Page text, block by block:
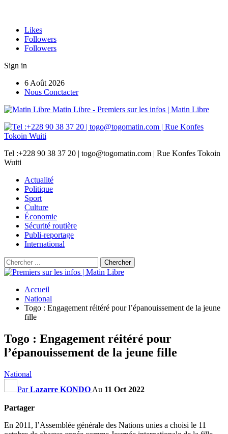
Likes
Followers
Followers
Sign in
6 Août 2026
Nous Conctacter
Matin Libre - Premiers sur les infos | Matin Libre
Tel :+228 90 38 37 20 | togo@togomatin.com | Rue Konfes Tokoin
Wuiti
Actualité
Politique
Sport
Culture
Économie
Sécurité routière
Publi-reportage
International
Accueil
National
Togo : Engagement réitéré pour l’épanouissement de la jeune
fille
Togo : Engagement réitéré pour
l’épanouissement de la jeune fille
National
ParLazarre KONDO Au 11 Oct 2022
Partager
En 2011, l’Assemblée générale des Nations unies a choisi le 11